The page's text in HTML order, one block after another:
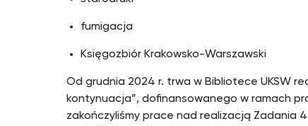
fumigacja
Księgozbiór Krakowsko-Warszawski
Od grudnia 2024 r. trwa w Bibliotece UKSW
kontynuacja”, dofinansowanego w ramach
zakończyliśmy prace nad realizacją Zadania